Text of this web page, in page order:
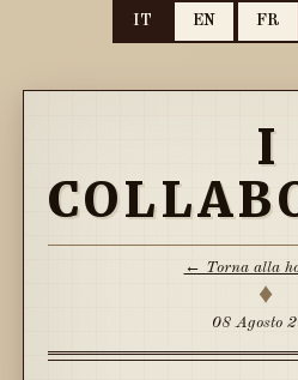
IT EN FR
I
← Torna alla
♦
08 Agosto